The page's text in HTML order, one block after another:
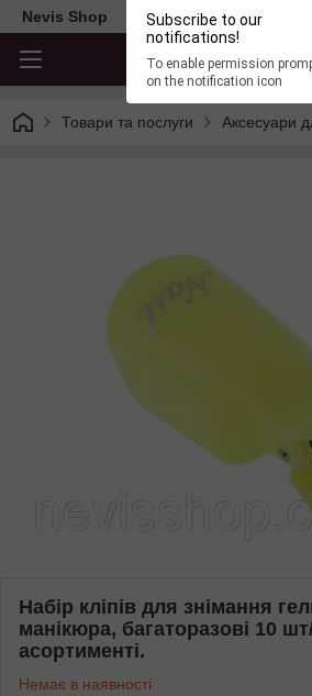
Subscribe to our
notifications!
To enable permission
on the notification icon
Nevis Shop
Товари та послуги Аксесуари
Набір кліпів для знімання
манікюра, багаторазові 10
асортименті.
Немає в наявності